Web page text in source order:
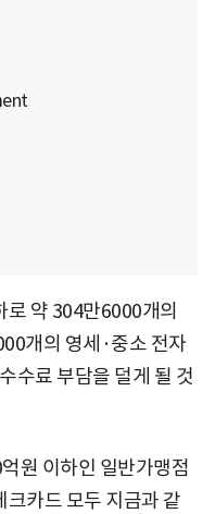
약 304만6000개의
개의 영세·중소 전자
수료 부담을 덜게 될 것
원 이하인 일반가맹점
카드 모두 지금과 같